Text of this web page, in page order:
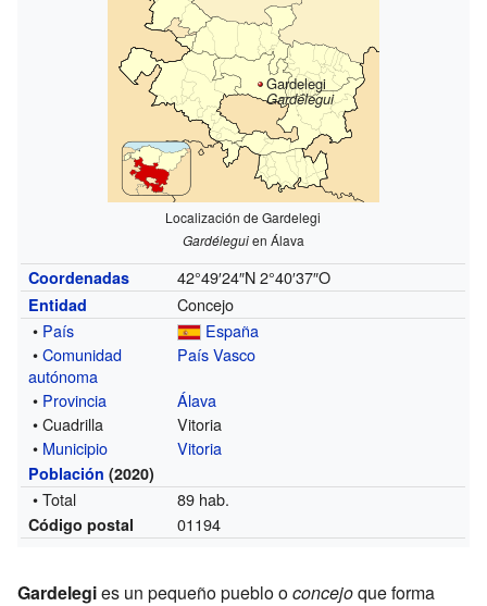
Gardelegi
Gardélegui
Localización de Gardelegi
Gardéleguien Álava
Coordenadas 42°49′24″N 2°40′37″O
Entidad
Concejo
• País
España
•Comunidad
autónoma
País Vasco
• Provincia
Álava
• Cuadrilla
Vitoria
• Municipio Vitoria
Población (2020)
• Total 89 hab.
Código postal 01194
Gardelegies un pequeño pueblo oconcejoque forma